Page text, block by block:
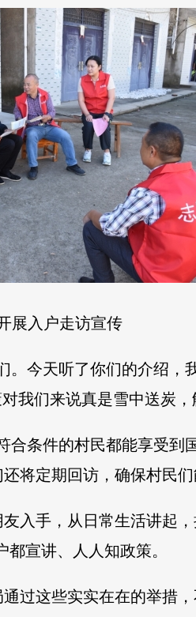
展入户走访宣传
今天听了你们的介绍，
我们来说真是雪中送炭
条件的村民都能享受到
将定期回访，确保村民
入手，从日常生活讲起
宣讲、人人知政策。
过这些实实在在的举措